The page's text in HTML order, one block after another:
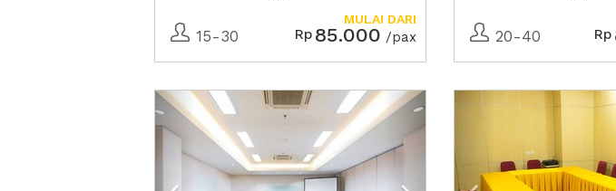
15-30 Rp 85.000 /pax
MULAI DARI
20-40 Rp
Previous Next2 Previous